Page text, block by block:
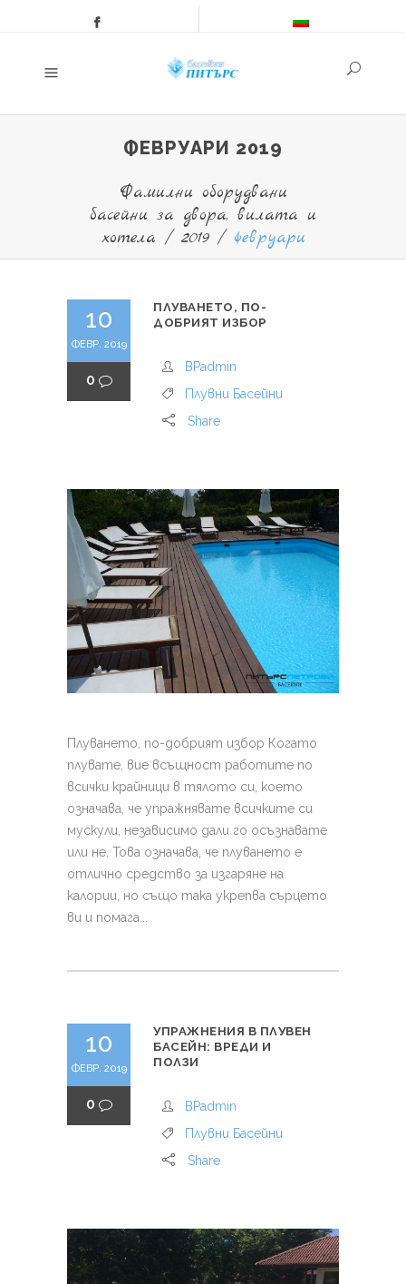
ФЕВРУАРИ 2019
Фамилни оборудвани
басейни за двора, вилата и
хотела / 2019/ февруари
10
ФЕВР. 2019
0
ПЛУВАНЕТО, ПО-
ДОБРИЯТ ИЗБОР
BPadmin
Плувни Басейни
Share
Плуването, по-добрият избор Когато
плувате, вие всъщност работите по
всички крайници в тялото си, което
означава, че упражнявате всичките си
мускули, независимо дали го осъзнавате
или не. Това означава, че плуването е
отлично средство за изгаряне на
калории, но също така укрепва сърцето
ви и помага...
10
ФЕВР. 2019
0
УПРАЖНЕНИЯ В ПЛУВЕН
БАСЕЙН: ВРЕДИ И
ПОЛЗИ
BPadmin
Плувни Басейни
Share